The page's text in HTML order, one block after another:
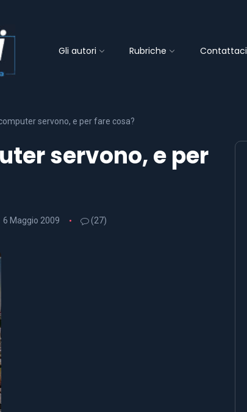
Gli autori Rubriche Contattaci
servono, e per fare cosa?
servono, e per
6 Maggio 2009 (27)